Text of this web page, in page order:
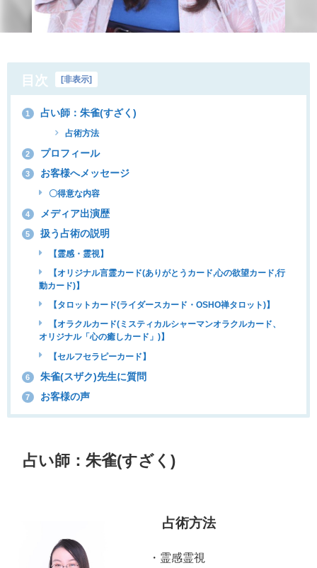
目次 非表示
1 占い師：朱雀(すざく)
占術方法
2 プロフィール
3 お客様へメッセージ
〇得意な内容
4 メディア出演歴
5 扱う占術の説明
【霊感・霊視】
【オリジナル言霊カード(ありがとうカード,心の欲望カード,行
動カード)】
【タロットカード(ライダースカード・OSHO禅タロット)】
【オラクルカード(ミスティカルシャーマンオラクルカード、
オリジナル「心の癒しカード」)】
【セルフセラピーカード】
6 朱雀(スザク)先生に質問
7 お客様の声
占い師：朱雀(すざく)
占術方法
・霊感霊視